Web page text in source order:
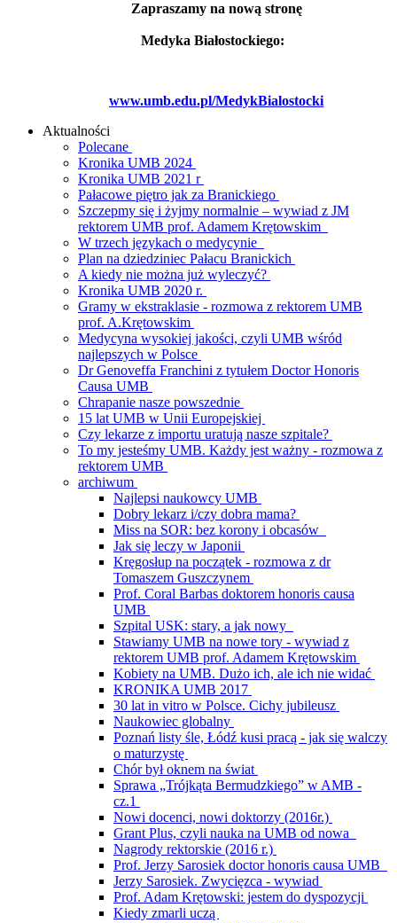
Zapraszamy na nową stronę
Medyka Białostockiego:
www.umb.edu.pl/MedykBialostocki
Aktualności
Polecane
Kronika UMB 2024
Kronika UMB 2021 r
Pałacowe piętro jak za Branickiego
Szczepmy się i żyjmy normalnie – wywiad z JM
rektorem UMB prof. Adamem Krętowskim
W trzech językach o medycynie
Plan na dziedziniec Pałacu Branickich
A kiedy nie można już wyleczyć?
Kronika UMB 2020 r.
Gramy w ekstraklasie - rozmowa z rektorem UMB
prof. A.Krętowskim
Medycyna wysokiej jakości, czyli UMB wśród
najlepszych w Polsce
Dr Genoveffa Franchini z tytułem Doctor Honoris
Causa UMB
Chrapanie nasze powszednie
15 lat UMB w Unii Europejskiej
Czy lekarze z importu uratują nasze szpitale?
To my jesteśmy UMB. Każdy jest ważny - rozmowa z
rektorem UMB
archiwum
Najlepsi naukowcy UMB
Dobry lekarz i/czy dobra mama?
Miss na SOR: bez korony i obcasów
Jak się leczy w Japonii
Kręgosłup na początek - rozmowa z dr
Tomaszem Guszczynem
Prof. Coral Barbas doktorem honoris causa
UMB
Szpital USK: stary, a jak nowy
Stawiamy UMB na nowe tory - wywiad z
rektorem UMB prof. Adamem Krętowskim
Kobiety na UMB. Dużo ich, ale ich nie widać
KRONIKA UMB 2017
30 lat in vitro w Polsce. Cichy jubileusz
Naukowiec globalny
Poznań listy śle, Łódź kusi pracą - jak się walczy
o maturzystę
Chór był oknem na świat
Sprawa „Trójkąta Bermudzkiego” w AMB -
cz.1
Nowi docenci, nowi doktorzy (2016r.)
Grant Plus, czyli nauka na UMB od nowa
Nagrody rektorskie (2016 r.)
Prof. Jerzy Sarosiek doctor honoris causa UMB
Jerzy Sarosiek. Zwycięzca - wywiad
Prof. Adam Krętowski: jestem do dyspozycji
Kiedy zmarli uczą